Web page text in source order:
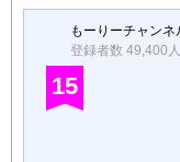
登録者数 49,400人
15